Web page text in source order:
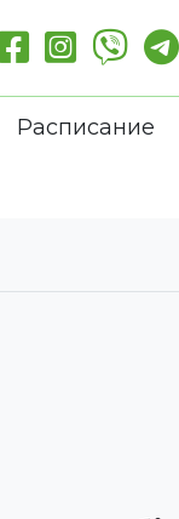
Расписание